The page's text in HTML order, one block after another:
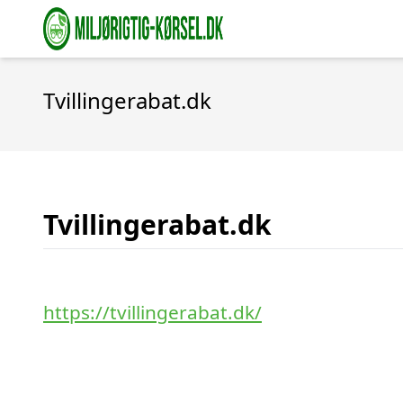
Tvillingerabat.dk
Tvillingerabat.dk
https://tvillingerabat.dk/